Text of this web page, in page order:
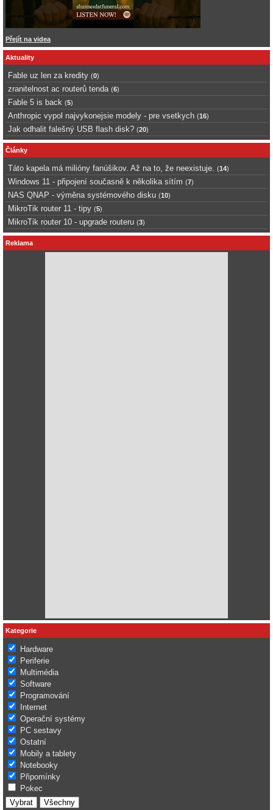
Přejít na videa
Aktuality
Fable uz len za kredity (0)
zranitelnost ac routerů tenda (6)
Fable 5 is back (5)
Anthropic vypol najvykonejsie modely - pre vsetkych (16)
Jak odhalit falešný USB flash disk? (20)
Články
Táto kapela má milióny fanúšikov. Až na to, že neexistuje. (14)
Windows 11 - připojení současně k několika sítím (7)
NAS QNAP - výměna systémového disku (10)
MikroTik router 11 - tipy (5)
MikroTik router 10 - upgrade routeru (3)
Reklama
Kategorie
Hardware
Periferie
Multimédia
Software
Programování
Internet
Operační systémy
PC sestavy
Ostatní
Mobily a tablety
Notebooky
Připomínky
Pokec